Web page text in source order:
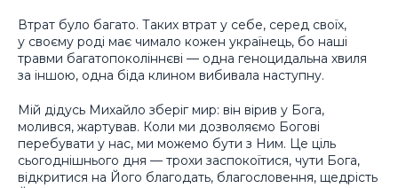
Втрат було багато. Таких втрат у себе, серед своїх,
у своєму роді має чимало кожен українець, бо наші
травми багатопоколіннєві — одна геноцидальна хвиля
за іншою, одна біда клином вибивала наступну.
Мій дідусь Михайло зберіг мир: він вірив у Бога,
молився, жартував. Коли ми дозволяємо Богові
перебувати у нас, ми можемо бути з Ним. Це ціль
сьогоднішнього дня — трохи заспокоїтися, чути Бога,
відкритися на Його благодать, благословення, щедрість